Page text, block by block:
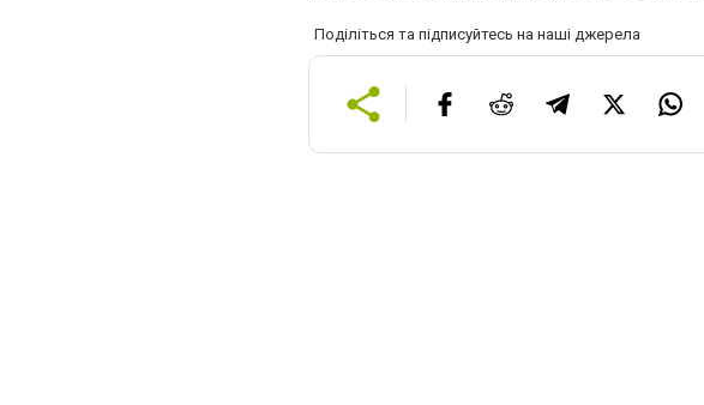
Поділіться та підписуйтесь на наші джерела